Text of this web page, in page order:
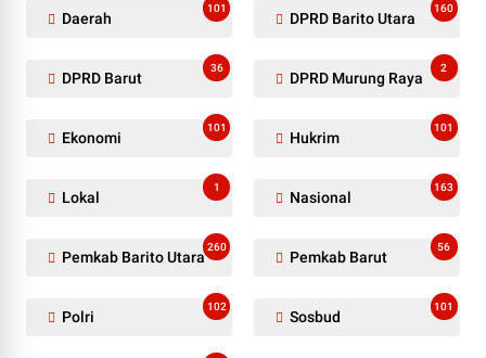
Daerah
101
DPRD Barito Utara
160
DPRD Barut
36
DPRD Murung Raya
2
Ekonomi
101
Hukrim
101
Lokal
1
Nasional
163
Pemkab Barito Utara
260
Pemkab Barut
56
Polri
102
Sosbud
101